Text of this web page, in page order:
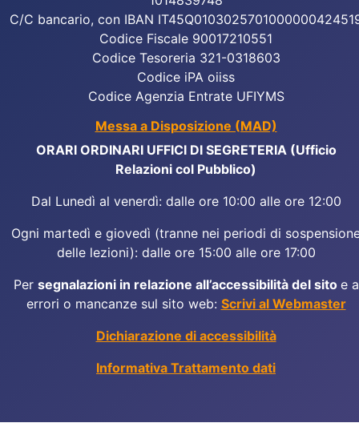
C/C bancario, con IBAN
Codice Fiscale 90017210551
Codice Tesoreria 321-0318603
Codice iPA oiiss
Codice Agenzia Entrate UFIYMS
Messa a Disposizione (MAD)
ORARI ORDINARI UFFICI DI SEGRETERIA (Ufficio
Relazioni col Pubblico)
Dal Lunedì al venerdì: dalle ore 10:00 alle ore 12:00
Ogni martedì e giovedì (tranne nei periodi di
delle lezioni): dalle ore 15:00 alle ore 17:00
Per segnalazioni in relazione all’accessibilità del sito e a
errori o mancanze sul sito web: Scrivi al Webmaster
Dichiarazione di accessibilità
Informativa Trattamento dati